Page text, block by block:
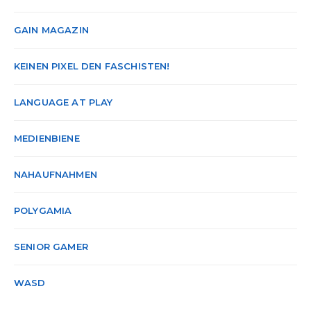
GAIN MAGAZIN
KEINEN PIXEL DEN FASCHISTEN!
LANGUAGE AT PLAY
MEDIENBIENE
NAHAUFNAHMEN
POLYGAMIA
SENIOR GAMER
WASD